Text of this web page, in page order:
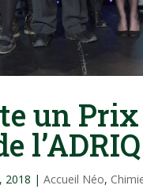
un
l’ADRIQ
2018 |Accueil Néo,